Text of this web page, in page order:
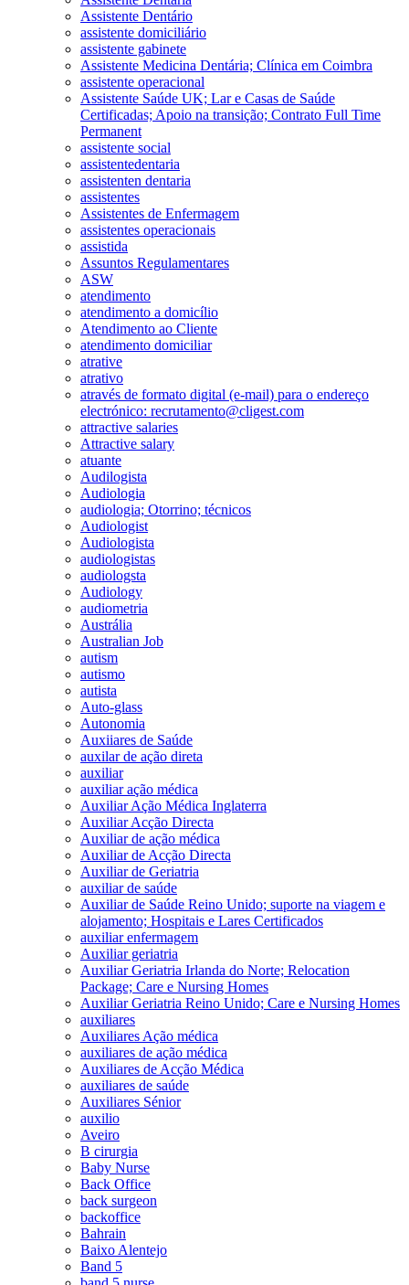
Assistente Dentário
assistente domiciliário
assistente gabinete
Assistente Medicina Dentária; Clínica em Coimbra
assistente operacional
Assistente Saúde UK; Lar e Casas de Saúde
Certificadas; Apoio na transição; Contrato Full Time
Permanent
assistente social
assistentedentaria
assistenten dentaria
assistentes
Assistentes de Enfermagem
assistentes operacionais
assistida
Assuntos Regulamentares
ASW
atendimento
atendimento a domicílio
Atendimento ao Cliente
atendimento domiciliar
atrative
atrativo
através de formato digital (e-mail) para o endereço
electrónico: recrutamento@cligest.com
attractive salaries
Attractive salary
atuante
Audilogista
Audiologia
audiologia; Otorrino; técnicos
Audiologist
Audiologista
audiologistas
audiologsta
Audiology
audiometria
Austrália
Australian Job
autism
autismo
autista
Auto-glass
Autonomia
Auxiiares de Saúde
auxilar de ação direta
auxiliar
auxiliar ação médica
Auxiliar Ação Médica Inglaterra
Auxiliar Acção Directa
Auxiliar de ação médica
Auxiliar de Acção Directa
Auxiliar de Geriatria
auxiliar de saúde
Auxiliar de Saúde Reino Unido; suporte na viagem e
alojamento; Hospitais e Lares Certificados
auxiliar enfermagem
Auxiliar geriatria
Auxiliar Geriatria Irlanda do Norte; Relocation
Package; Care e Nursing Homes
Auxiliar Geriatria Reino Unido; Care e Nursing Homes
auxiliares
Auxiliares Ação médica
auxiliares de ação médica
Auxiliares de Acção Médica
auxiliares de saúde
Auxiliares Sénior
auxilio
Aveiro
B cirurgia
Baby Nurse
Back Office
back surgeon
backoffice
Bahrain
Baixo Alentejo
Band 5